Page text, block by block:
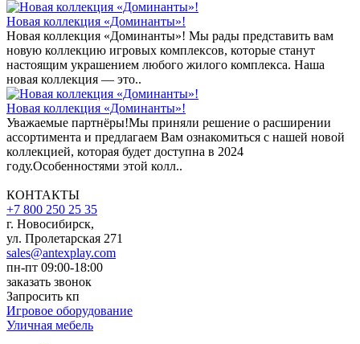
Новая коллекция «Доминанты»!
Новая коллекция «Доминанты»! Мы рады представить вам
новую коллекцию игровых комплексов, которые станут
настоящим украшением любого жилого комплекса. Наша
новая коллекция — это..
Новая коллекция «Доминанты»!
Уважаемые партнёры!Мы приняли решение о расширении
ассортимента и предлагаем Вам ознакомиться с нашей новой
коллекцией, которая будет доступна в 2024
году.Особенностями этой колл..
КОНТАКТЫ
+7 800 250 25 35
г. Новосибирск,
ул. Пролетарская 271
sales@antexplay.com
пн-пт 09:00-18:00
заказать звонок
Запросить кп
Игровое оборудование
Уличная мебель